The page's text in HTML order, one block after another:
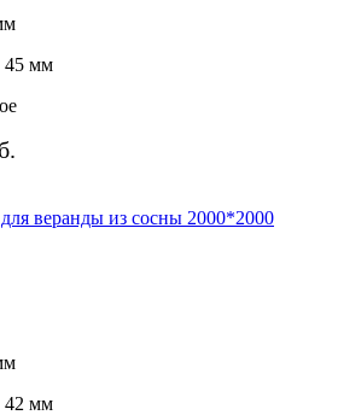
45 мм
веранды из сосны 2000*2000
42 мм